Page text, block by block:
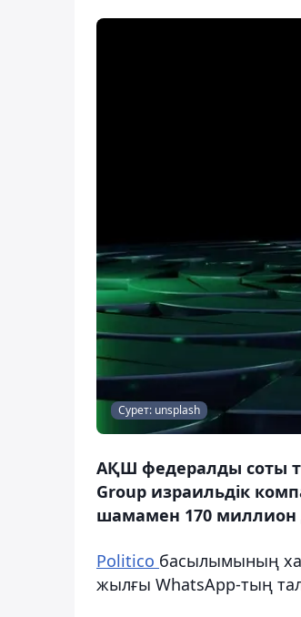
Сурет: unsplash
АҚШ федералды соты
Group израильдік
шамамен 170 миллион
Politico басылымының
жылғы WhatsApp-тың